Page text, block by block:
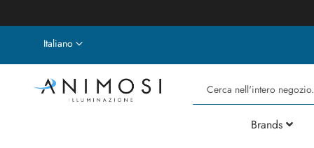
Lingua
Italiano
Cerca
Brands